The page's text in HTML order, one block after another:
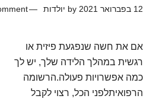
12 בפברואר 2021 by יולדות
אם את חשה שנפגעת פיזית או
רגשית במהלך הלידה שלך, יש לך
כמה אפשרויות פעולה.הרשומה
הרפואיתלפני הכל, רצוי לקבל